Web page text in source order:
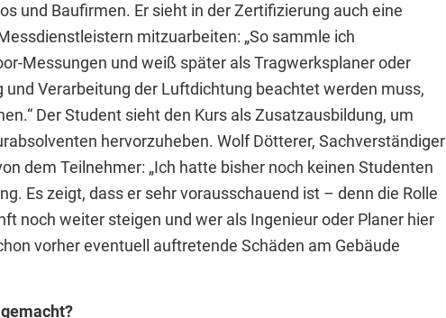
und Baufirmen. Er sieht in der Zertifizierung auch eine
mitzuarbeiten: „So sammle ich
Messungen und weiß später als Tragwerksplaner oder
und Verarbeitung der Luftdichtung beachtet werden muss,
Der Student sieht den Kurs als Zusatzausbildung, um
hervorzuheben. Wolf Dötterer, Sachverständiger
dem Teilnehmer: „Ich hatte bisher noch keinen Studenten
Es zeigt, dass er sehr vorausschauend ist – denn die Rolle
noch weiter steigen und wer als Ingenieur oder Planer hier
vorher eventuell auftretende Schäden am Gebäude